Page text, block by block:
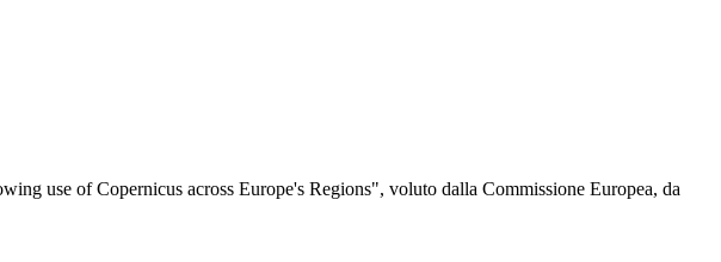
use of Copernicus across Europe's Regions", voluto dalla Commissione Europea, da